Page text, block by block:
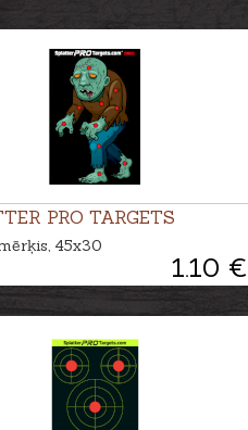
PRO TARGETS
1.10 €
45x30